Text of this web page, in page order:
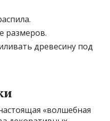
размеров.
древесину под
«волшебная